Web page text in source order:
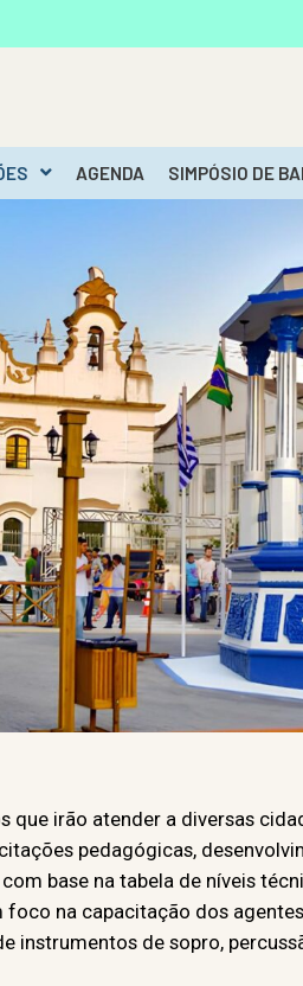
AGENDA SIMPÓSIO DE
que irão atender a diversas
pedagógicas,
base na tabela de níveis
na capacitação dos
instrumentos de sopro,